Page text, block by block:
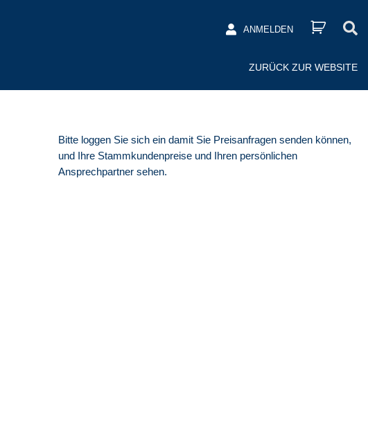
ANMELDEN
ZURÜCK ZUR WEBSITE
Bitte loggen Sie sich ein damit Sie Preisanfragen senden können,
und Ihre Stammkundenpreise und Ihren persönlichen
Ansprechpartner sehen.